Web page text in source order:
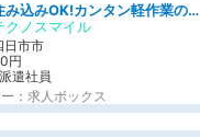
寮完備で住み込みOK!カンタン軽作業のお仕事 denso aichi
クノスマイル
日市市
円
遣社員
：求人ボックス